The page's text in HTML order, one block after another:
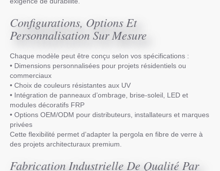
Configurations, Options Et
Personnalisation Sur Mesure
Chaque modèle peut être conçu selon vos spécifications :
• Dimensions personnalisées pour projets résidentiels ou
commerciaux
• Choix de couleurs résistantes aux UV
• Intégration de panneaux d’ombrage, brise-soleil, LED et
modules décoratifs FRP
• Options OEM/ODM pour distributeurs, installateurs et marques
privées
Cette flexibilité permet d’adapter la pergola en fibre de verre à
des projets architecturaux premium.
Fabrication Industrielle De Qualité Par